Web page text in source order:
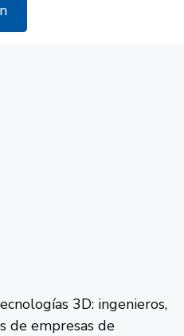
3D: ingenieros,
de empresas de